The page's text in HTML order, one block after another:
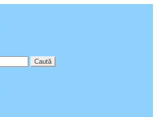
Caută